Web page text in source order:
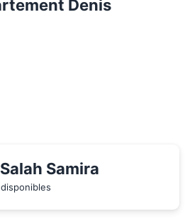
Denis
Samira